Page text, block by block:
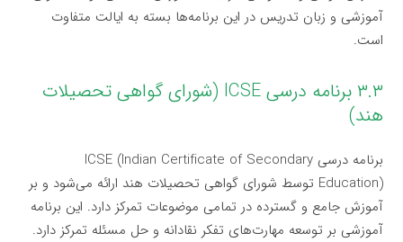
آموزشی و زبان تدریس در این برنامه‌ها بسته به ایالت متفاوت
است.
۳.۳ برنامه درسی ICSE (شورای گواهی تحصیلات
هند)
برنامه درسی ICSE (Indian Certificate of Secondary
Education) توسط شورای گواهی تحصیلات هند ارائه می‌شود و بر
آموزش جامع و گسترده در تمامی موضوعات تمرکز دارد. این برنامه
آموزشی بر توسعه مهارت‌های تفکر نقادانه و حل مسئله تمرکز دارد.